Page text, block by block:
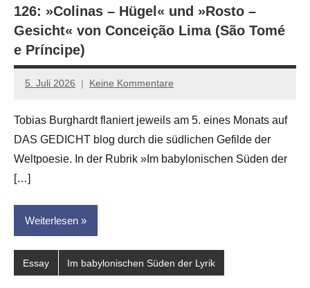
126: »Colinas – Hügel« und »Rosto –
Gesicht« von Conceição Lima (São Tomé
e Príncipe)
5. Juli 2026
Jan-
Hornauer
für
dasgedichtblog
Keine Kommentare
Tobias Burghardt flaniert jeweils am 5. eines Monats auf
DAS GEDICHT blog durch die südlichen Gefilde der
Weltpoesie. In der Rubrik »Im babylonischen Süden der
[…]
Weiterlesen
Essay Im babylonischen Süden der Lyrik